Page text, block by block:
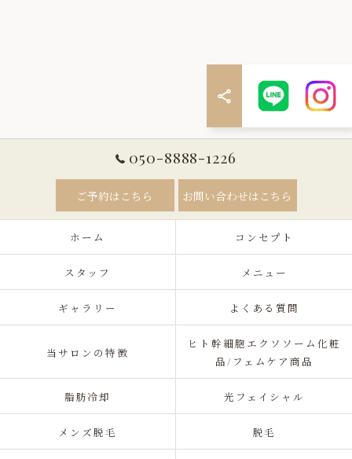
050-8888-1226
ご予約はこちら お問い合わせはこちら
ホーム コンセプト
スタッフ メニュー
ギャラリー よくある質問
当サロンの特徴
ヒト幹細胞エクソソーム化粧
品/フェムケア商品
脂肪冷却 光フェイシャル
メンズ脱毛 脱毛